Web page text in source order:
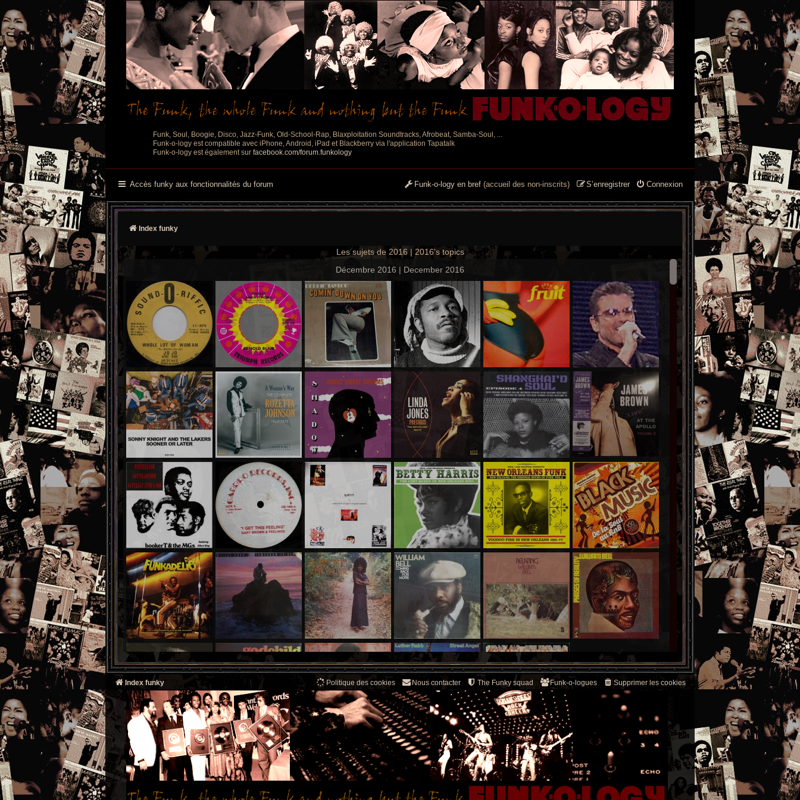
Funk, Soul, Boogie, Disco, Jazz-Funk, Old-School-Rap, Blaxploitation Soundtracks, Afrobeat, Samba-Soul, ...
Funk-o-logy est compatible avec iPhone, Android, iPad et Blackberry via l'application Tapatalk
Funk-o-logy est également sur facebook.com/forum.funkology
Accès funky aux fonctionnalités du forum Connexion
S’enregistrer
Funk-o-logy en bref (accueil des non-inscrits)
Index funky
Les sujets de 2016 | 2016's topics
Décembre 2016 | December 2016
Novembre 2016 | November 2016
Index funky Supprimer les cookies
Funk-o-logues
The Funky squad
Nous contacter
Politique des cookies